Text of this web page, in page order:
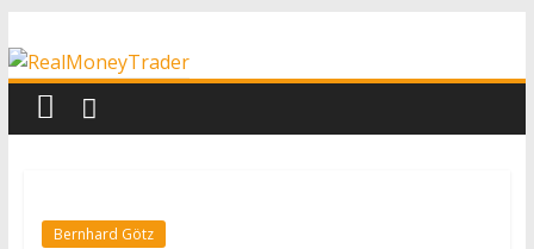
Inhalt
springen
RealMoneyTrader
Echtgeld-
Trading
Bernhard Götz